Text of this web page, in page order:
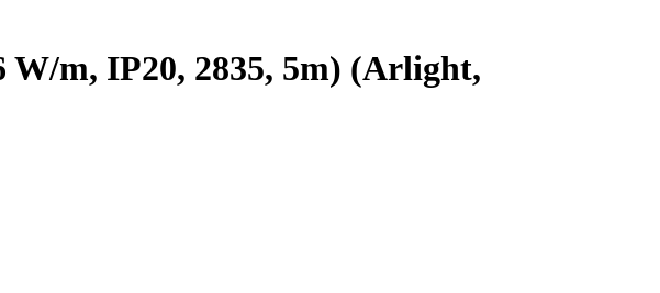
W/m, IP20, 2835, 5m) (Arlight,